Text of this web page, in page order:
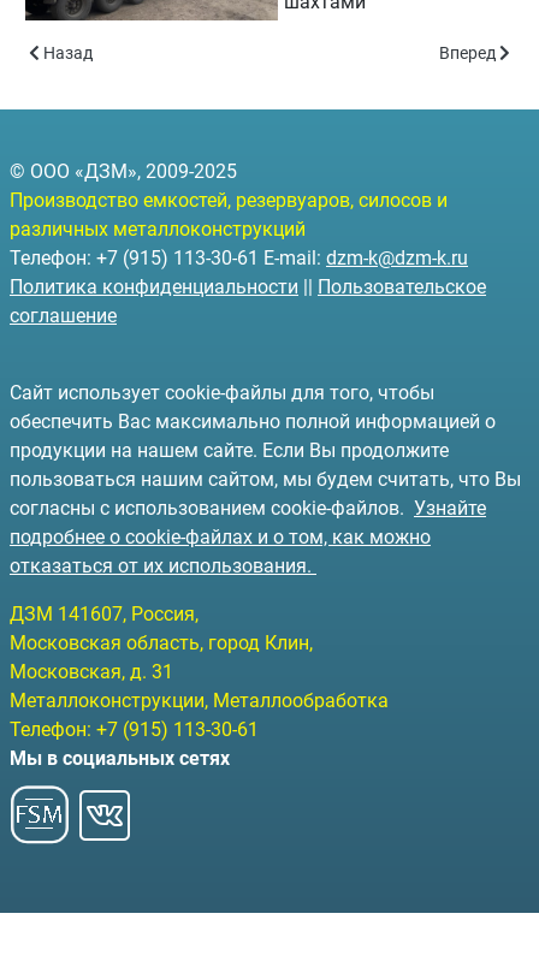
Предыдущий: Подземный резервуар объёмом 50 куб.м.
Назад Следующий:
Вперед
© ООО «ДЗМ», 2009-2025
Производство емкостей, резервуаров, силосов и
различных металлоконструкций
Телефон: +7 (915) 113-30-61 E-mail: dzm-k@dzm-k.ru
Политика конфиденциальности || Пользовательское
соглашение
Сайт использует cookie-файлы для того, чтобы
обеспечить Вас максимально полной информацией о
продукции на нашем сайте. Если Вы продолжите
пользоваться нашим сайтом, мы будем считать, что Вы
согласны с использованием cookie-файлов. Узнайте
подробнее о cookie-файлах и о том, как можно
отказаться от их использования.
ДЗМ 141607, Россия,
Московская область, город Клин,
Московская, д. 31
Металлоконструкции, Металлообработка
Телефон: +7 (915) 113-30-61
Мы в социальных сетях